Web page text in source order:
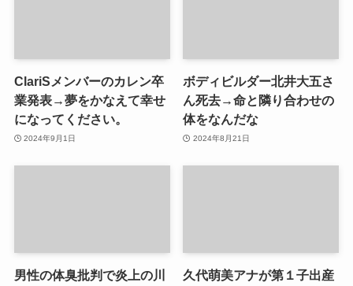
ClariSメンバーのカレン卒
業発表→夢をかなえて幸せ
になってください。
2024年9月1日
ボディビルダー北井大五さ
ん死去→命と隣り合わせの
体をなんだな
2024年8月21日
男性の体臭批判で炎上の川
久代萌美アナが第１子出産